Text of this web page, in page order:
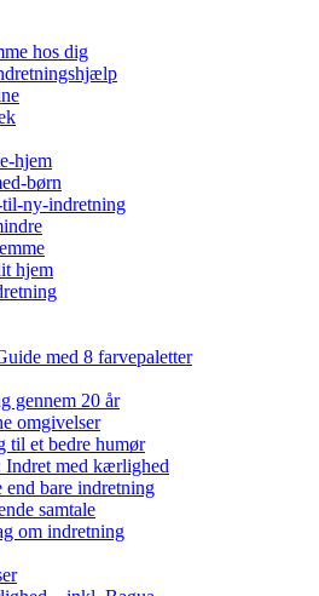
hos dig
hjem
børn
ny-indretning
hjem
med 8 farvepaletter
gennem 20 år
omgivelser
til et bedre humør
Indret med kærlighed
end bare indretning
samtale
om indretning